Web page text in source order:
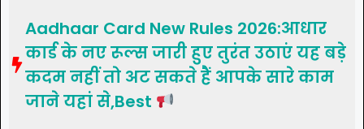
Aadhaar Card New Rules 2026:आधार
कार्ड के नए रूल्स जारी हुए तुरंत उठाएं यह बड़े
कदम नहीं तो अट सकते हैं आपके सारे काम
जाने यहां से,Best